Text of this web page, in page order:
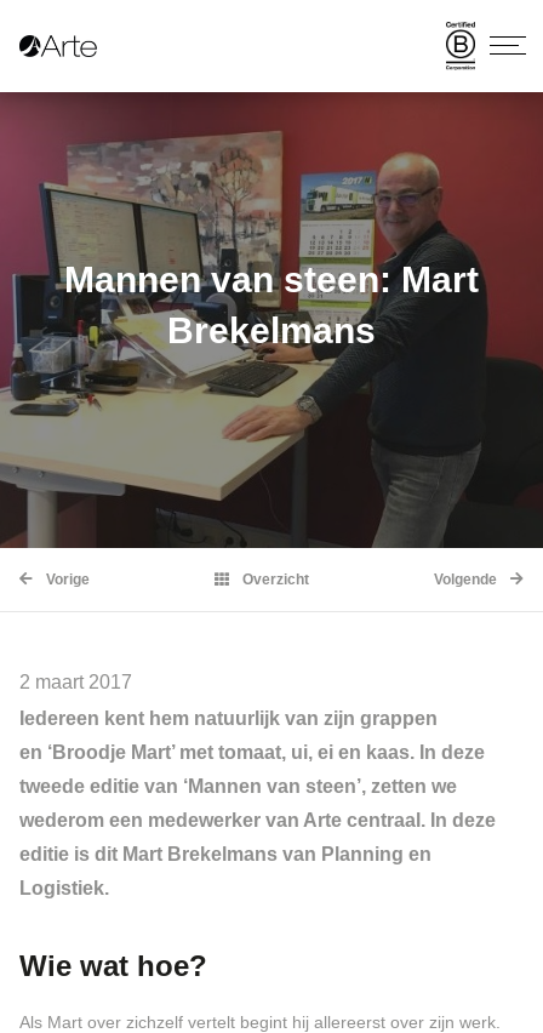
Mannen van steen: Mart
Brekelmans
Vorige Overzicht Volgende
2 maart 2017
Iedereen kent hem natuurlijk van zijn grappen
en ‘Broodje Mart’ met tomaat, ui, ei en kaas. In deze
tweede editie van ‘Mannen van steen’, zetten we
wederom een medewerker van Arte centraal. In deze
editie is dit Mart Brekelmans van Planning en
Logistiek.
Wie wat hoe?
Als Mart over zichzelf vertelt begint hij allereerst over zijn werk.